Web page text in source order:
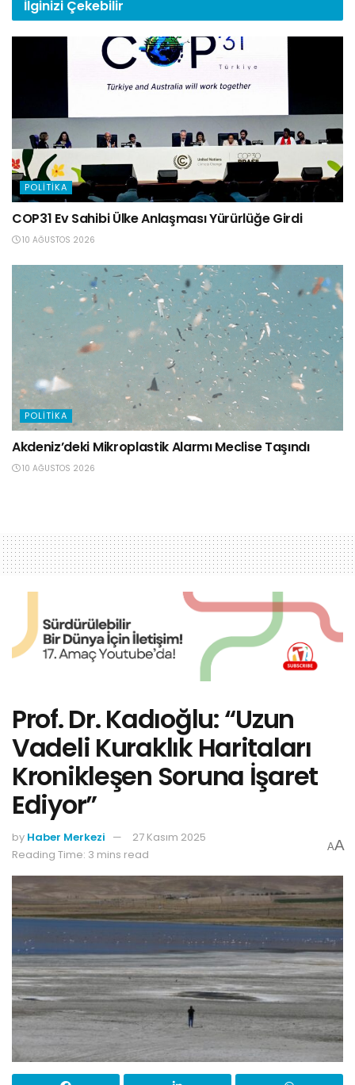
İlginizi Çekebilir
POLITIKA
COP31 Ev Sahibi Ülke Anlaşması Yürürlüğe Girdi
10 AĞUSTOS 2026
POLITIKA
Akdeniz’deki Mikroplastik Alarmı Meclise Taşındı
10 AĞUSTOS 2026
Prof. Dr. Kadıoğlu: “Uzun
Vadeli Kuraklık Haritaları
Kronikleşen Soruna İşaret
Ediyor”
by Haber Merkezi
27 Kasım 2025
Reading Time: 3 mins read
AA